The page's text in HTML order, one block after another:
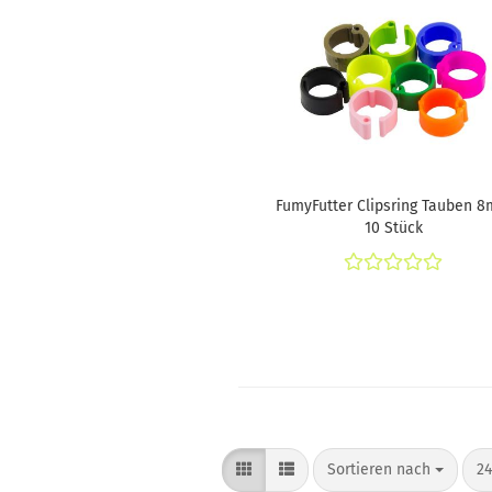
FumyFutter Clipsring Tauben
10 Stück
Sortieren nach
Sortieren nach